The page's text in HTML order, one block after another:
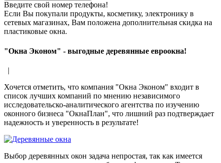
Введите свой номер телефона!
Если Вы покупали продукты, косметику, электронику в
сетевых магазинах, Вам положена дополнительная скидка на
пластиковые окна.
"Окна Эконом" - выгодные деревянные евроокна!
|
Хочется отметить, что компания "Окна Эконом" входит в
список лучших компаний по мнению независимого
исследовательско-аналитического агентства по изучению
оконного бизнеса "ОкнаПлан", что лишний раз подтверждает
надежность и уверенность в результате!
Выбор деревянных окон задача непростая, так как имеется